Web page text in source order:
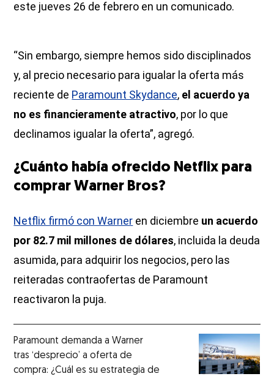
este jueves 26 de febrero en un comunicado.
“Sin embargo, siempre hemos sido disciplinados
y, al precio necesario para igualar la oferta más
reciente de Paramount Skydance, el acuerdo ya
no es financieramente atractivo, por lo que
declinamos igualar la oferta”, agregó.
¿Cuánto había ofrecido Netflix para
comprar Warner Bros?
Netflix firmó con Warner en diciembre un acuerdo
por 82.7 mil millones de dólares, incluida la deuda
asumida, para adquirir los negocios, pero las
reiteradas contraofertas de Paramount
reactivaron la puja.
Paramount demanda a Warner
tras ‘desprecio’ a oferta de
compra: ¿Cuál es su estrategia de